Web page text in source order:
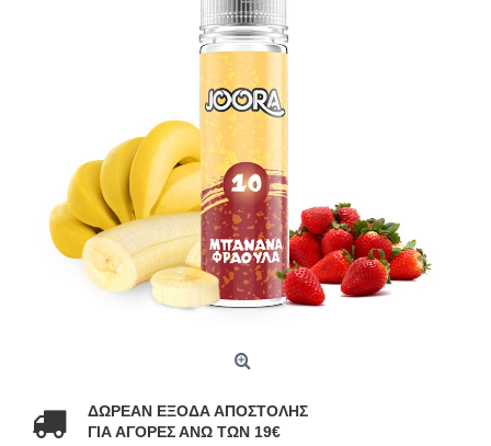
ΔΩΡΕΑΝ ΕΞΟΔΑ ΑΠΟΣΤΟΛΗΣ
ΓΙΑ ΑΓΟΡΕΣ ΑΝΩ ΤΩΝ 19€